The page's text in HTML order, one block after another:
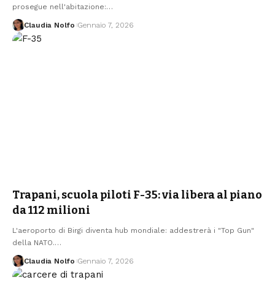
prosegue nell'abitazione:…
Claudia Nolfo Gennaio 7, 2026
Trapani, scuola piloti F-35: via libera al piano
da 112 milioni
L'aeroporto di Birgi diventa hub mondiale: addestrerà i "Top Gun"
della NATO.…
Claudia Nolfo Gennaio 7, 2026